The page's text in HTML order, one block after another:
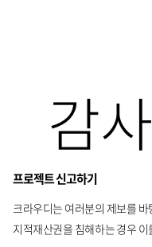
감
프로젝트 신고하기
크라우디는 여러분의 제보를
지적재산권을 침해하는 경우